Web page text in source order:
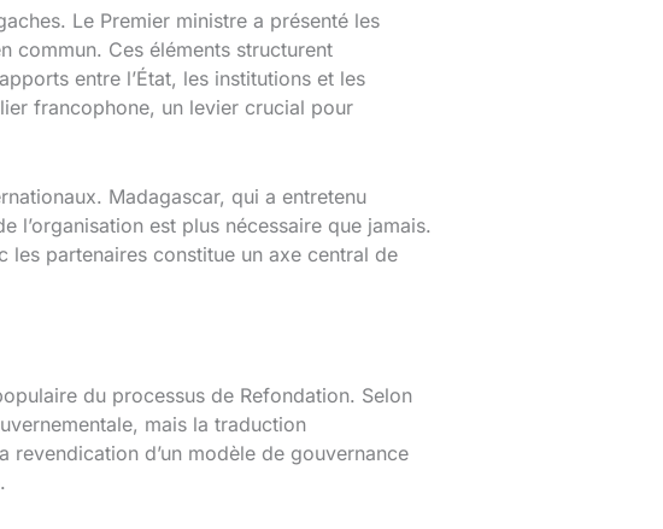
Le Premier ministre a présenté les
commun. Ces éléments structurent
entre l’État, les institutions et les
francophone, un levier crucial pour
Madagascar, qui a entretenu
l’organisation est plus nécessaire que jamais.
partenaires constitue un axe central de
du processus de Refondation. Selon
mais la traduction
revendication d’un modèle de gouvernance